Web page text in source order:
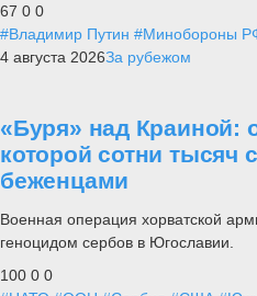
67 0 0
#Владимир Путин #Минобороны
4 августа 2026За рубежом
«Буря» над Краиной:
которой сотни тысяч
беженцами
Военная операция хорватской
геноцидом сербов в Югославии.
100 0 0